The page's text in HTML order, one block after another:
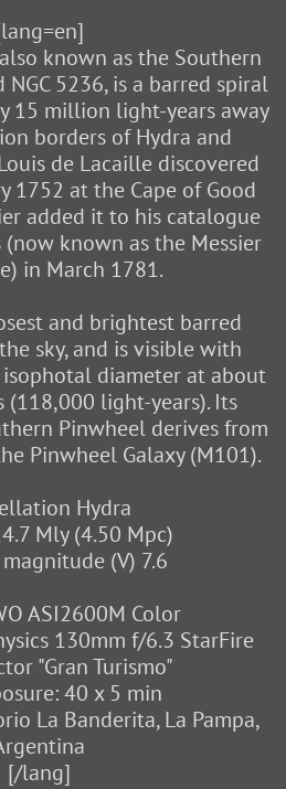
known as the Southern
5236, is a barred spiral
15 million light-years away
borders of Hydra and
de Lacaille discovered
1752 at the Cape of Good
added it to his catalogue
known as the Messier
in March 1781.
and brightest barred
sky, and is visible with
diameter at about
(118,000 light-years). Its
Pinwheel derives from
Pinwheel Galaxy (M101).
Hydra
Mly (4.50 Mpc)
(V) 7.6
ASI2600M Color
130mm f/6.3 StarFire
"Gran Turismo"
40 x 5 min
La Banderita, La Pampa,
[/lang]